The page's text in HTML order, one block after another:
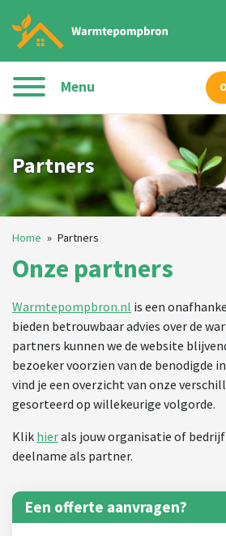
Menu
Partners
Home » Partners
Onze partners
Warmtepompbron.nl is een
bieden betrouwbaar advies over de
partners kunnen we de website
bezoeker voorzien van de benodigde
vind je een overzicht van onze
gesorteerd op willekeurige volgorde.
Klik hierals jouw organisatie of
deelname als partner.
Een offerte aanvragen?